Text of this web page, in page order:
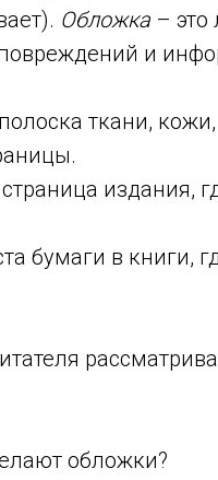
Обложка – это
и
ткани,
издания,
бумаги в книги,
обложки?